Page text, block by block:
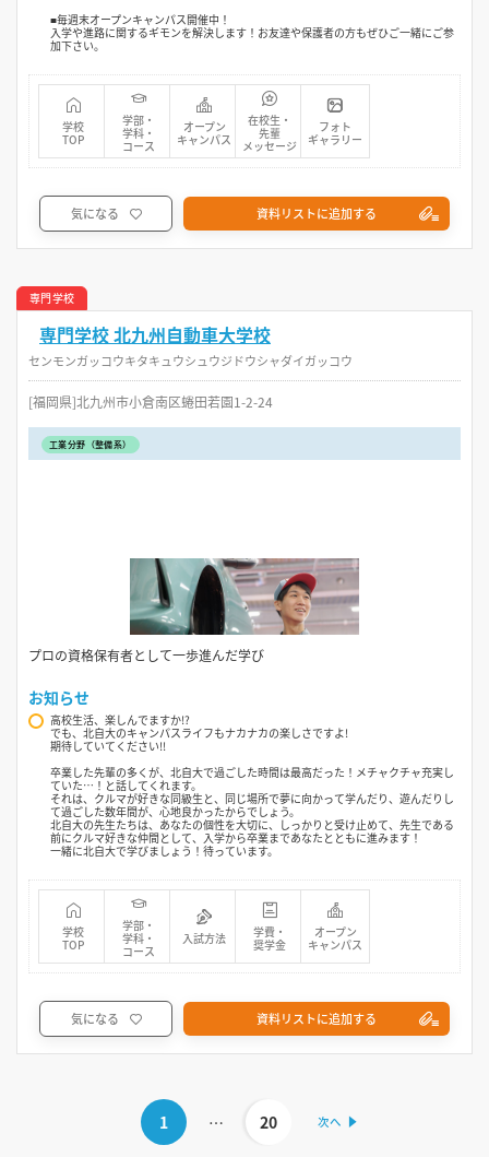
■毎週末オープンキャンパス開催中！
入学や進路に関するギモンを解決します！お友達や保護者の方もぜひご一緒にご参
加下さい。
学校
TOP
学部・
学科・
コース
オープン
キャンパス
在校生・
先輩
メッセージ
フォト
ギャラリー
気になる 資料リストに追加する
専門学校
専門学校 北九州自動車大学校
センモンガッコウキタキュウシュウジドウシャダイガッコウ
[福岡県]北九州市小倉南区蜷田若園1-2-24
工業分野（整備系）
プロの資格保有者として一歩進んだ学び
お知らせ
高校生活、楽しんでますか!?
でも、北自大のキャンパスライフもナカナカの楽しさですよ!
期待していてください!!
卒業した先輩の多くが、北自大で過ごした時間は最高だった！メチャクチャ充実し
ていた…！と話してくれます。
それは、クルマが好きな同級生と、同じ場所で夢に向かって学んだり、遊んだりし
て過ごした数年間が、心地良かったからでしょう。
北自大の先生たちは、あなたの個性を大切に、しっかりと受け止めて、先生である
前にクルマ好きな仲間として、入学から卒業まであなたとともに進みます！
一緒に北自大で学びましょう！待っています。
学校
TOP
学部・
学科・
コース
入試方法
学費・
奨学金
オープン
キャンパス
気になる 資料リストに追加する
1 … 20